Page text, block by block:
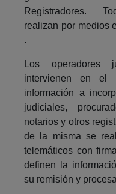
Registradores.
realizan por medios
.
Los operadores
intervienen en el
información a
judiciales,
notarios y otros
de la misma se
telemáticos con
definen la
su remisión y